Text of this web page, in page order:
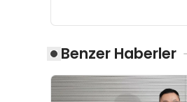
Benzer Haberler